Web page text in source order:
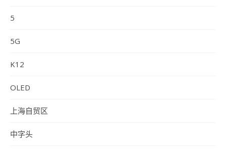
5
5G
K12
OLED
上海自贸区
中字头